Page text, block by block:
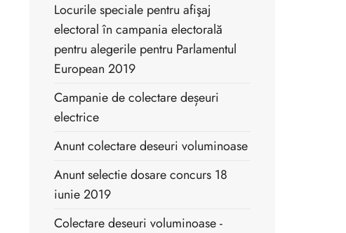
Locurile speciale pentru afişaj
electoral în campania electorală
pentru alegerile pentru Parlamentul
European 2019
Campanie de colectare deșeuri
electrice
Anunt colectare deseuri voluminoase
Anunt selectie dosare concurs 18
iunie 2019
Colectare deseuri voluminoase -